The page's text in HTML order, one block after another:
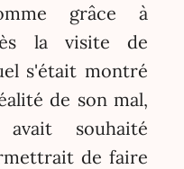
grâce à
la visite de
s'était montré
de son mal,
souhaité
de faire